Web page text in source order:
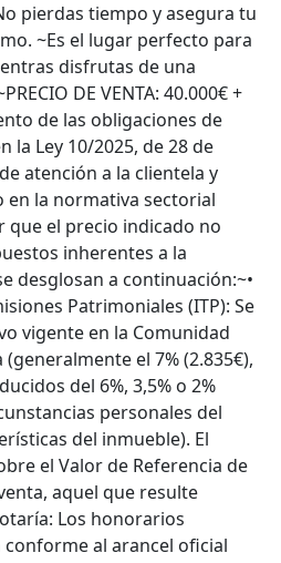
pierdas tiempo y asegura tu
~Es el lugar perfecto para
disfrutas de una
DE VENTA: 40.000€ +
de las obligaciones de
la Ley 10/2025, de 28 de
atención a la clientela y
en la normativa sectorial
que el precio indicado no
inherentes a la
desglosan a continuación:~•
Patrimoniales (ITP): Se
vigente en la Comunidad
el 7% (2.835€),
del 6%, 3,5% o 2%
personales del
del inmueble). El
el Valor de Referencia de
aquel que resulte
Los honorarios
al arancel oficial